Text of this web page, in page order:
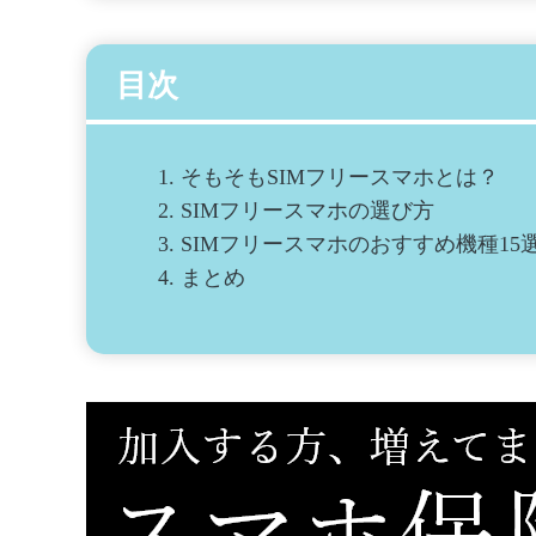
目次
1. そもそもSIMフリースマホとは？
2. SIMフリースマホの選び方
3. SIMフリースマホのおすすめ機種15
4. まとめ